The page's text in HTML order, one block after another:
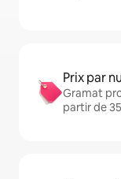
Prix par
Gramat
partir de